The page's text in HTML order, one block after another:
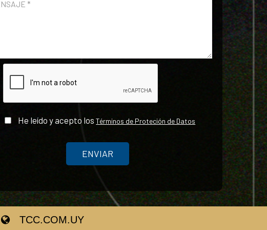
He leído y acepto losTérminos de Proteción de Datos
ENVIAR
TCC.COM.UY